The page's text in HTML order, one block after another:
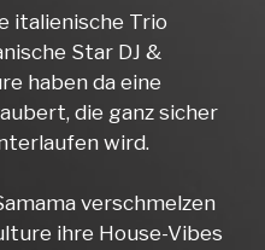
italienische Trio
Star DJ &
haben da eine
die ganz sicher
wird.
verschmelzen
ihre House-Vibes